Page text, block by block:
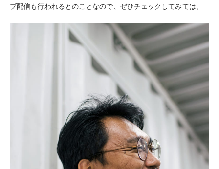
ブ配信も行われるとのことなので、ぜひチェックしてみては。